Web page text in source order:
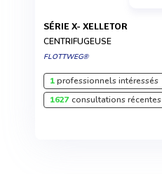
SÉRIE X- XELLETOR
CENTRIFUGEUSE
FLOTTWEG®
1professionnels intéressés
1627consultations récentes